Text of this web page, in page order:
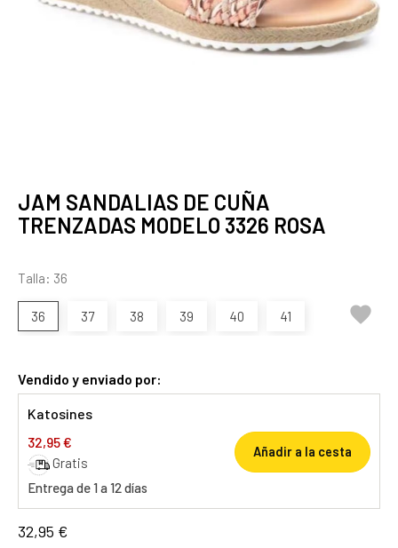
JAM SANDALIAS DE CUÑA
TRENZADAS MODELO 3326 ROSA
Talla: 36
36 37 38 39 40 41 
Vendido y enviado por:
Katosines
32,95 €
Gratis
Entrega de 1 a 12 días
Añadir a la cesta
32,95 €